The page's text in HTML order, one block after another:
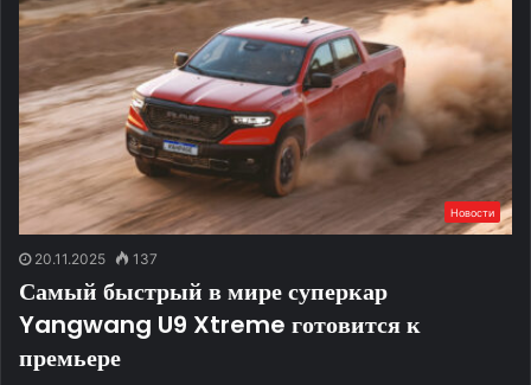
Новости
20.11.2025 137
Самый быстрый в мире суперкар
Yangwang U9 Xtreme готовится к
премьере